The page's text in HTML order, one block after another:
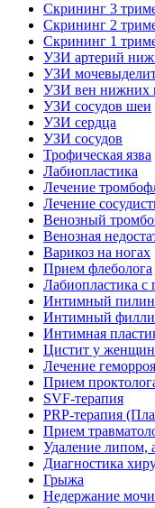
Скрининг 3
Скрининг 2
Скрининг 1
УЗИ артерий
УЗИ
УЗИ вен нижних
УЗИ сосудов шеи
УЗИ сердца
УЗИ сосудов
Трофическая язва
Лабиопластика
Лечение
Лечение
Венозный
Венозная
Варикоз на ногах
Прием флеболога
Лабиопластика с
Интимный
Интимный
Интимная
Цистит у женщин
Лечение геморроя
Прием
SVF-терапия
PRP-терапия
Прием
Удаление липом,
Диагностика
Грыжа
Недержание мочи